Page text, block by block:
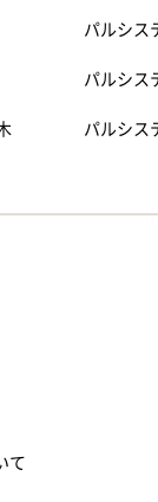
パルシス
パルシス
パルシス
て